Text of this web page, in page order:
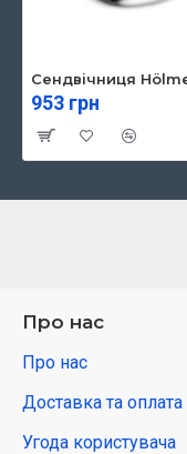
953 грн
Про нас
Про нас
Доставка та оплата
Угода користувача